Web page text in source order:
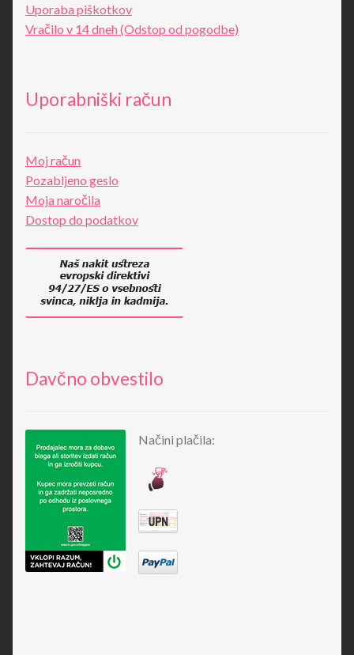
Uporaba piškotkov
Vračilo v 14 dneh (Odstop od pogodbe)
Uporabniški račun
Moj račun
Pozabljeno geslo
Moja naročila
Dostop do podatkov
Davčno obvestilo
Načini plačila: